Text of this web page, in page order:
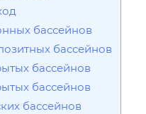
бассейнов
бассейнов
бассейнов
бассейнов
бассейнов